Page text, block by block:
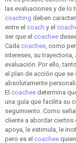
las evaluaciones y de lo
coaching deben
entre el coach y el
ser que el coachee
Cada coachee , como
intereses, su
evaluación. Por ello,
el plan de acción que
absolutamente
El coachee determina
una guía que facilita su
seguimiento. Como
cliente a abordar ciertos
apoya, le estimula, le
pero es el coachee